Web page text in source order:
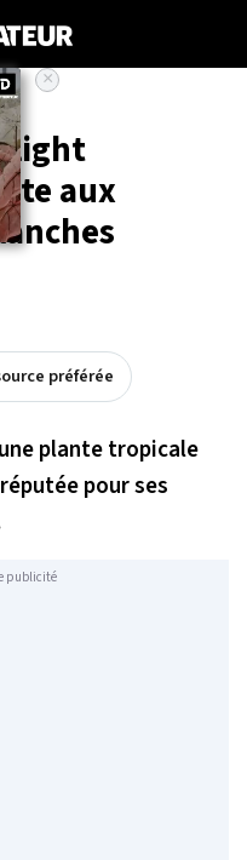
aux
préférée
×
plante tropicale
pour ses
publicité